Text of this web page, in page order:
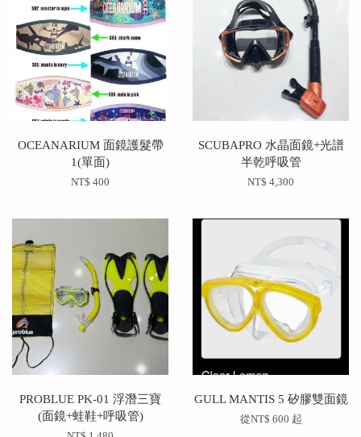
OCEANARIUM 面鏡護髮帶
1(單面)
NT$ 400
SCUBAPRO 水晶面鏡+光譜
半乾呼吸管
NT$ 4,300
PROBLUE PK-01 浮潛三寶
(面鏡+蛙鞋+呼吸管)
GULL MANTIS 5 矽膠雙面鏡
從NT$ 600 起